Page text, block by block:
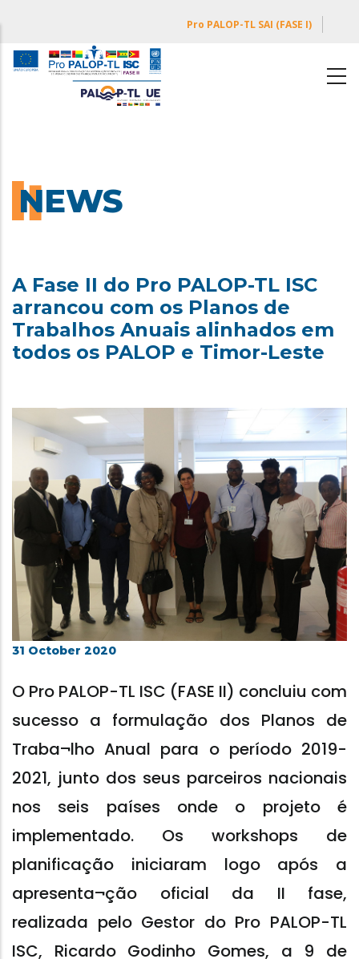
main
content
Pro PALOP-TL SAI (FASE I)
NEWS
A Fase II do Pro PALOP-TL ISC
arrancou com os Planos de
Trabalhos Anuais alinhados em
todos os PALOP e Timor-Leste
31 October 2020
O Pro PALOP-TL ISC (FASE II) concluiu com
sucesso a formulação dos Planos de
Traba¬lho Anual para o período 2019-
2021, junto dos seus parceiros nacionais
nos seis países onde o projeto é
implementado. Os workshops de
planificação iniciaram logo após a
apresenta¬ção oficial da II fase,
realizada pelo Gestor do Pro PALOP-TL
ISC, Ricardo Godinho Gomes, a 9 de